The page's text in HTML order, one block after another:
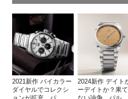
2021新作 バイカラー
ダイヤルでコレクシ
2024新作 デイト
ーデイトか？果